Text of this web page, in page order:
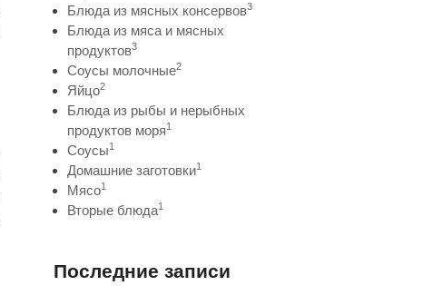
Блюда из мясных консервов3
Блюда из мяса и мясных
продуктов3
Соусы молочные2
Яйцо2
Блюда из рыбы и нерыбных
продуктов моря1
Соусы1
Домашние заготовки1
Мясо1
Вторые блюда1
Последние записи